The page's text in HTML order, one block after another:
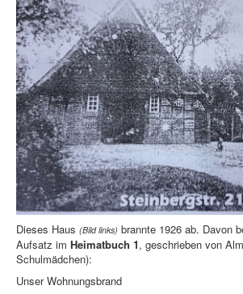
Dieses Haus (Bild links) brannte 1926 ab. Davon
Aufsatz im Heimatbuch 1, geschrieben von
Schulmädchen):
Unser Wohnungsbrand